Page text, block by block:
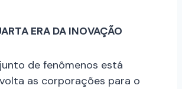
ERA DA INOVAÇÃO
de fenômenos está
as corporações para o